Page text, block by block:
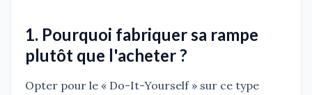
1. Pourquoi fabriquer sa rampe
plutôt que l'acheter ?
Opter pour le « Do-It-Yourself » sur ce type